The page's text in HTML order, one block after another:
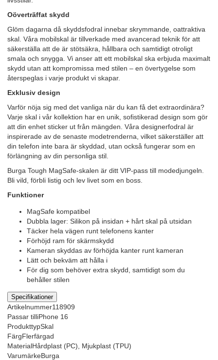
Oöverträffat skydd
Glöm dagarna då skyddsfodral innebar skrymmande, oattraktiva
skal. Våra mobilskal är tillverkade med avancerad teknik för att
säkerställa att de är stötsäkra, hållbara och samtidigt otroligt
smala och snygga. Vi anser att ett mobilskal ska erbjuda maximalt
skydd utan att kompromissa med stilen – en övertygelse som
återspeglas i varje produkt vi skapar.
Exklusiv design
Varför nöja sig med det vanliga när du kan få det extraordinära?
Varje skal i vår kollektion har en unik, sofistikerad design som gör
att din enhet sticker ut från mängden. Våra designerfodral är
inspirerade av de senaste modetrenderna, vilket säkerställer att
din telefon inte bara är skyddad, utan också fungerar som en
förlängning av din personliga stil.
Burga Tough MagSafe-skalen är ditt VIP-pass till modedjungeln.
Bli vild, förbli listig och lev livet som en boss.
Funktioner
MagSafe kompatibel
Dubbla lager: Silikon på insidan + hårt skal på utsidan
Täcker hela vägen runt telefonens kanter
Förhöjd ram för skärmskydd
Kameran skyddas av förhöjda kanter runt kameran
Lätt och bekväm att hålla i
För dig som behöver extra skydd, samtidigt som du
behåller stilen
Specifikationer
Artikelnummer118909
Passar tilliPhone 16
ProdukttypSkal
FärgFlerfärgad
MaterialHårdplast (PC), Mjukplast (TPU)
VarumärkeBurga